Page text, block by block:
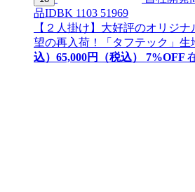
品IDBK 1103 51969
【２人掛け】大好評のオリジ
望の再入荷！「タフテック」生
込） 65,000円（税込） 7%OFF